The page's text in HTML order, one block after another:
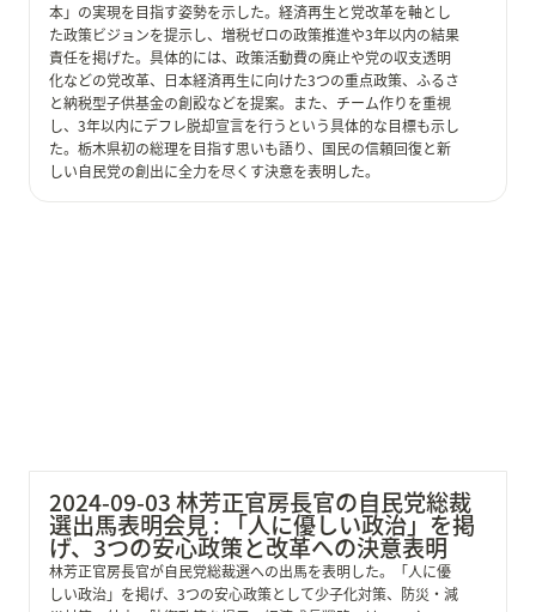
本」の実現を目指す姿勢を示した。経済再生と党改革を軸とし
た政策ビジョンを提示し、増税ゼロの政策推進や3年以内の結果
責任を掲げた。具体的には、政策活動費の廃止や党の収支透明
化などの党改革、日本経済再生に向けた3つの重点政策、ふるさ
と納税型子供基金の創設などを提案。また、チーム作りを重視
し、3年以内にデフレ脱却宣言を行うという具体的な目標も示し
た。栃木県初の総理を目指す思いも語り、国民の信頼回復と新
しい自民党の創出に全力を尽くす決意を表明した。
2024-09-03 林芳正官房長官の自民党総裁
選出馬表明会見 : 「人に優しい政治」を掲
げ、3つの安心政策と改革への決意表明
林芳正官房長官が自民党総裁選への出馬を表明した。「人に優
しい政治」を掲げ、3つの安心政策として少子化対策、防災・減